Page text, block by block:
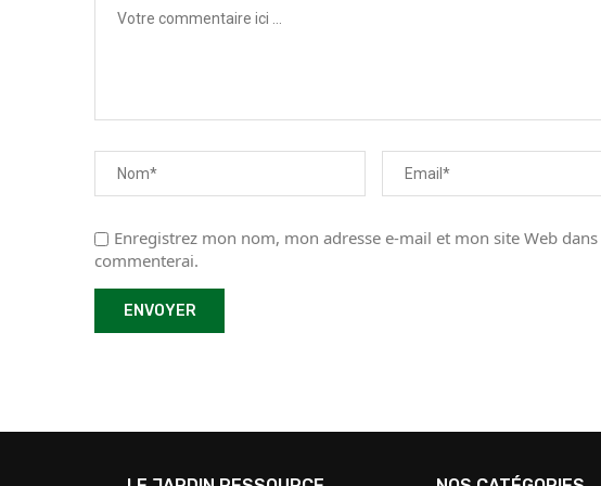
Enregistrez mon nom, mon adresse e-mail et mon site Web
commenterai.